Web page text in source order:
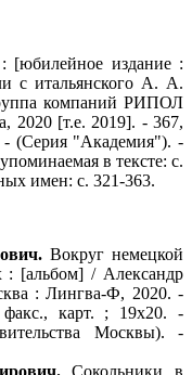
[юбилейное издание :
с итальянского А. А.
компаний РИПОЛ
2020 [т.е. 2019]. - 367,
(Серия "Академия"). -
в тексте: с.
имен: с. 321-363.
Вокруг немецкой
: [альбом] / Александр
: Лингва-Ф, 2020. -
карт. ; 19x20. -
Москвы). -
Сокольники в